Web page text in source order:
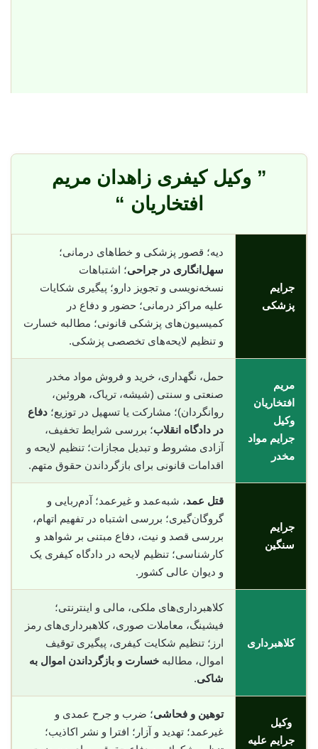
” وکیل کیفری زاهدان مریم
افتخاریان “
جرایم
پزشکی
دیه؛ قصور پزشکی و خطاهای درمانی؛
سهل‌انگاری در جراحی؛ اشتباهات
نسخه‌نویسی و تجویز دارو؛ پیگیری شکایات
علیه مراکز درمانی؛ حضور و دفاع در
کمیسیون‌های پزشکی قانونی؛ مطالبه خسارت
و تنظیم لایحه‌های تخصصی پزشکی.
مریم
افتخاریان
وکیل
جرایم مواد
مخدر
حمل، نگهداری، خرید و فروش مواد مخدر
صنعتی و سنتی (شیشه، تریاک، هروئین،
روانگردان)؛ مشارکت یا تسهیل در توزیع؛ دفاع
در دادگاه انقلاب؛ بررسی شرایط تخفیف،
آزادی مشروط و تبدیل مجازات؛ تنظیم لایحه و
اقدامات قانونی برای بازگرداندن حقوق متهم.
جرایم
سنگین
قتل عمد، شبه‌عمد و غیرعمد؛ آدم‌ربایی و
گروگان‌گیری؛ بررسی اشتباه در تفهیم اتهام،
بررسی قصد و نیت، دفاع مبتنی بر شواهد و
کارشناسی؛ تنظیم لایحه در دادگاه کیفری یک
و دیوان عالی کشور.
کلاهبرداری
کلاهبرداری‌های ملکی، مالی و اینترنتی؛
فیشینگ، معاملات صوری، کلاهبرداری‌های رمز
ارز؛ تنظیم شکایت کیفری، پیگیری توقیف
اموال، مطالبه خسارت و بازگرداندن اموال به
شاکی.
وکیل
جرایم علیه
توهین و فحاشی؛ ضرب و جرح عمدی و
غیرعمد؛ تهدید و آزار؛ افترا و نشر اکاذیب؛